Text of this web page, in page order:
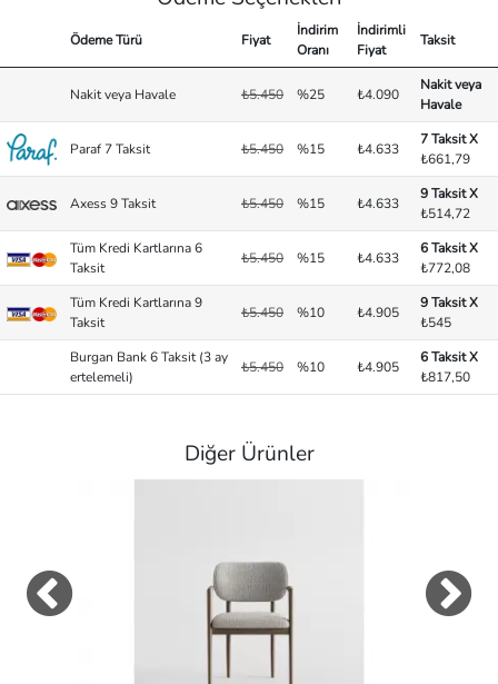
Ödeme Türü Fiyat
İndirim
Oranı
İndirimli
Fiyat
Taksit
Nakit veya Havale ₺5.450 %25 ₺4.090
Nakit veya
Havale
Paraf 7 Taksit ₺5.450 %15 ₺4.633
7 Taksit X
₺661,79
Axess 9 Taksit ₺5.450 %15 ₺4.633
9 Taksit X
₺514,72
Tüm Kredi Kartlarına 6
Taksit
₺5.450 %15 ₺4.633
6 Taksit X
₺772,08
Tüm Kredi Kartlarına 9
Taksit
₺5.450 %10 ₺4.905
9 Taksit X
₺545
Burgan Bank 6 Taksit (3 ay
ertelemeli)
₺5.450 %10 ₺4.905
6 Taksit X
₺817,50
Diğer Ürünler